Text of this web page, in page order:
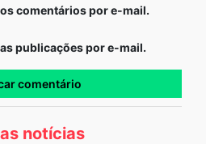
comentários por e-mail.
publicações por e-mail.
notícias